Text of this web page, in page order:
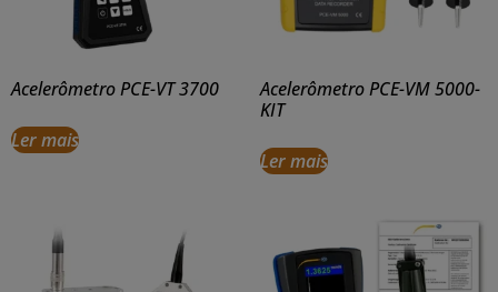
Acelerômetro PCE-VT 3700
Ler mais
Acelerômetro PCE-VM 5000-
KIT
Ler mais